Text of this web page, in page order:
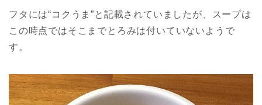
フタには“コクうま”と記載されていましたが、スープは
この時点ではそこまでとろみは付いていないようで
す。